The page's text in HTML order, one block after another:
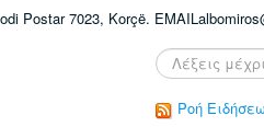
Postar 7023, Korçë.
Αναζήτηση...
Ροή